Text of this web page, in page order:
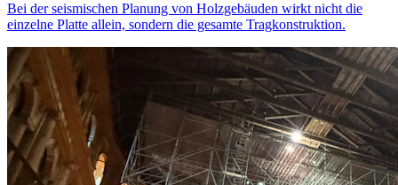
Bei der seismischen Planung von Holzgebäuden wirkt nicht die
einzelne Platte allein, sondern die gesamte Tragkonstruktion.